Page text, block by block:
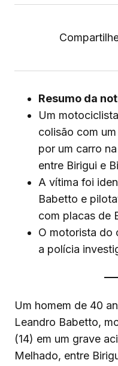
Resumo da
Um
colisão com
por um carro
entre Birigui e
A vítima foi
Babetto e
com placas de
O motorista do
a polícia
Um homem de 40
Leandro Babetto,
(14) em um grave
Melhado, entre